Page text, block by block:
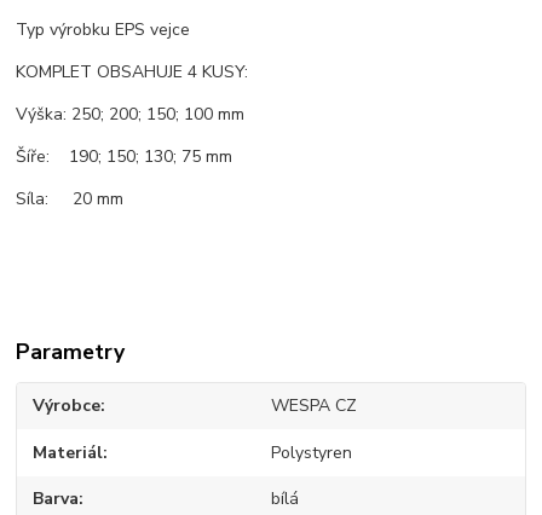
Typ výrobku EPS vejce
KOMPLET OBSAHUJE 4 KUSY:
Výška: 250; 200; 150; 100 mm
Šíře: 190; 150; 130; 75 mm
Síla: 20 mm
Parametry
Výrobce WESPA CZ
Materiál Polystyren
Barva bílá